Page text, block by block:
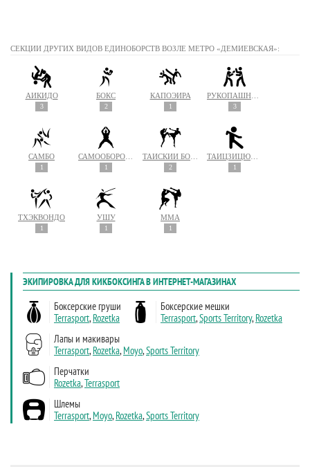
СЕКЦИИ ДРУГИХ ВИДОВ ЕДИНОБОРСТВ ВОЗЛЕ МЕТРО «ДЕМИЕВСКАЯ»:
АЙКИДО
3
БОКС
2
КАПОЭЙРА
1 3
САМБО
1 1 2 1
ТХЭКВОНДО
1
УШУ
1
MMA
1